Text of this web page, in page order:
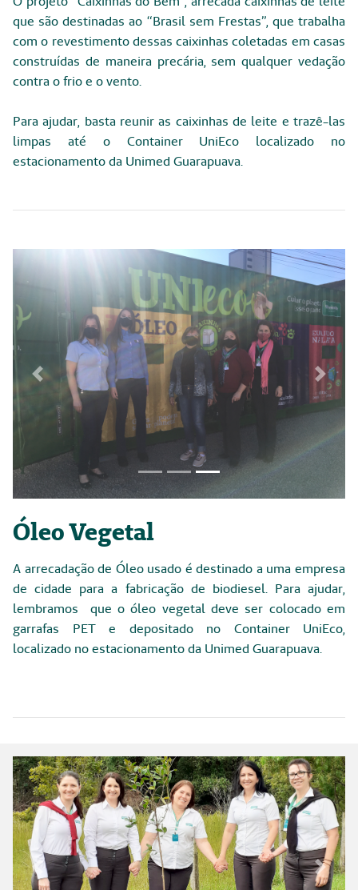
que são destinadas ao “Brasil sem Frestas”, que trabalha
com o revestimento dessas caixinhas coletadas em casas
construídas de maneira precária, sem qualquer vedação
contra o frio e o vento.
Para ajudar, basta reunir as caixinhas de leite e trazê-las
limpas até o Container UniEco localizado no
estacionamento da Unimed Guarapuava.
Focus first slide
Focus second slide
Focus third slide
Previous Next
Óleo Vegetal
A arrecadação de Óleo usado é destinado a uma empresa
de cidade para a fabricação de biodiesel. Para ajudar,
lembramos que o óleo vegetal deve ser colocado em
garrafas PET e depositado no Container UniEco,
localizado no estacionamento da Unimed Guarapuava.
Previous Next